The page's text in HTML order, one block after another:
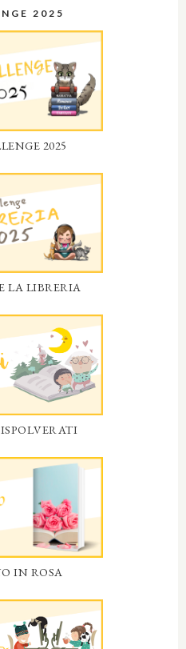
2025
2025
LA LIBRERIA
IN ROSA